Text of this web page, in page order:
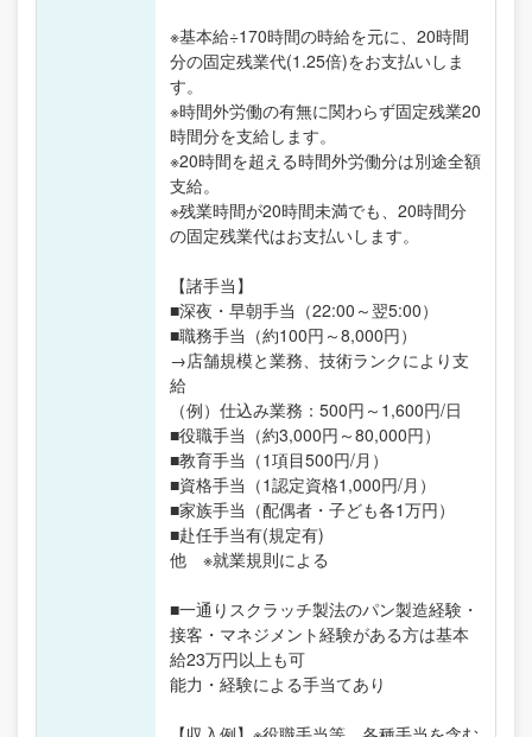
※基本給÷170時間の時給を元に、20時間
分の固定残業代(1.25倍)をお支払いしま
す。
※時間外労働の有無に関わらず固定残業20
時間分を支給します。
※20時間を超える時間外労働分は別途全額
支給。
※残業時間が20時間未満でも、20時間分
の固定残業代はお支払いします。
【諸手当】
■深夜・早朝手当（22:00～翌5:00）
■職務手当（約100円～8,000円）
→店舗規模と業務、技術ランクにより支
給
（例）仕込み業務：500円～1,600円/日
■役職手当（約3,000円～80,000円）
■教育手当（1項目500円/月）
■資格手当（1認定資格1,000円/月）
■家族手当（配偶者・子ども各1万円）
■赴任手当有(規定有)
他 ※就業規則による
■一通りスクラッチ製法のパン製造経験・
接客・マネジメント経験がある方は基本
給23万円以上も可
能力・経験による手当てあり